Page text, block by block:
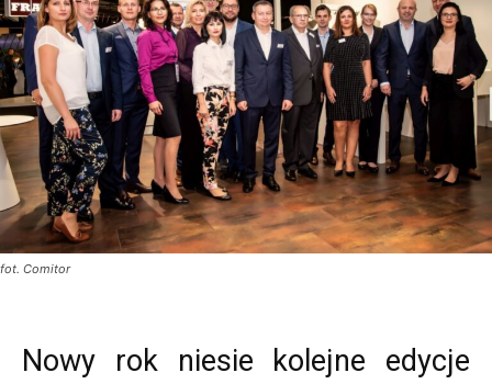
fot. Comitor
Nowy rok niesie kolejne edycje